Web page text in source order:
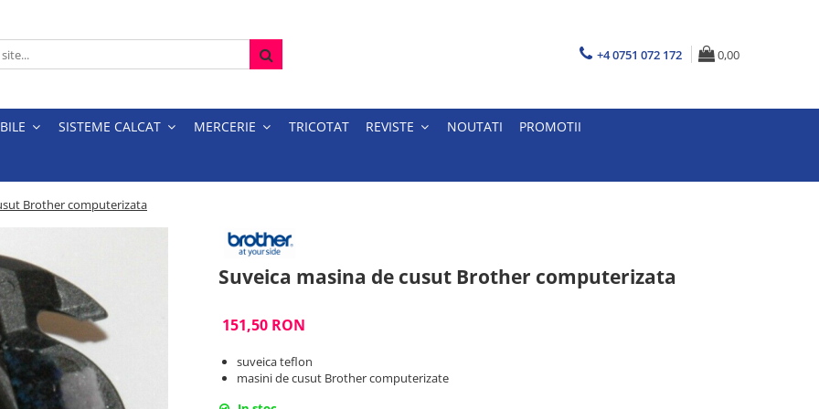
+4 0751 072 172 0,00
SISTEME CALCAT MERCERIE TRICOTAT REVISTE NOUTATI PROMOTII
Brother computerizata
Suveica masina de cusut Brother computerizata
151,50 RON
suveica teflon
masini de cusut Brother computerizate